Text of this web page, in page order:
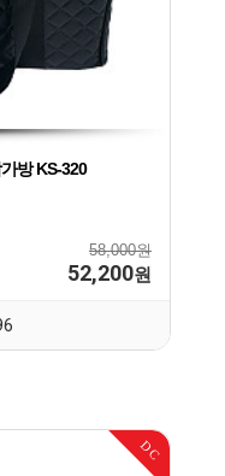
방 KS-320
58,000원
52,200원
DC